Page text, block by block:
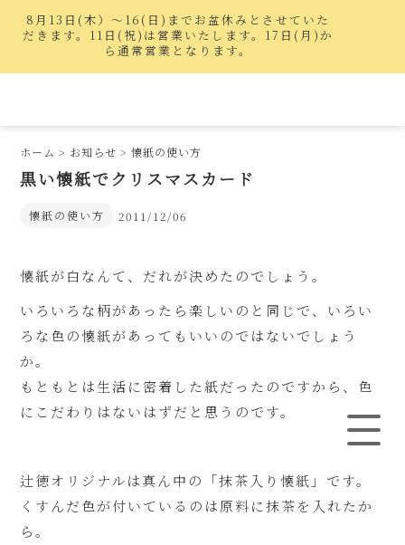
8月13日(木）〜16(日)までお盆休みとさせていた
だきます。11日(祝)は営業いたします。17日(月)か
ら通常営業となります。
ホーム > お知らせ >懐紙の使い方
黒い懐紙でクリスマスカード
懐紙の使い方 2011/12/06
懐紙が白なんて、だれが決めたのでしょう。
いろいろな柄があったら楽しいのと同じで、いろい
ろな色の懐紙があってもいいのではないでしょう
か。
もともとは生活に密着した紙だったのですから、色
にこだわりはないはずだと思うのです。
辻徳オリジナルは真ん中の「抹茶入り懐紙」です。
くすんだ色が付いているのは原料に抹茶を入れたか
ら。